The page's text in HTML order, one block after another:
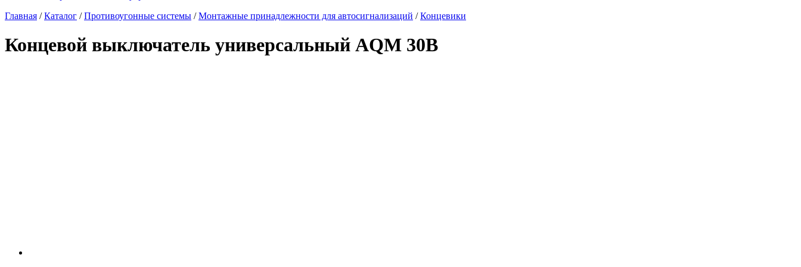
Главная /Каталог /Противоугонные системы /Монтажные принадлежности для автосигнализаций /Концевики
Концевой выключатель универсальный AQM 30B